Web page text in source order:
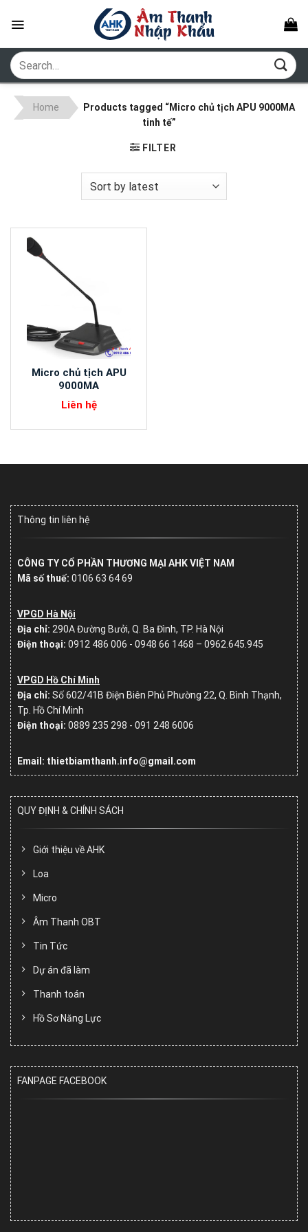
Search
for:
Home
Products tagged “Micro chủ tịch APU 9000MA
tinh tế”
FILTER
Micro chủ tịch APU
9000MA
Liên hệ
Thông tin liên hệ
CÔNG TY CỔ PHẦN THƯƠNG MẠI AHK VIỆT NAM
Mã số thuế: 0106 63 64 69
VPGD Hà Nội
Địa chỉ: 290A Đường Bưởi, Q. Ba Đình, TP. Hà Nội
Điện thoại: 0912 486 006 - 0948 66 1468 – 0962.645.945
VPGD Hồ Chí Minh
Địa chỉ: Số602/41B Điện Biên Phủ Phường 22, Q. Bình Thạnh,
Tp. Hồ Chí Minh
Điện thoại: 0889 235 298 - 091 248 6006
Email: thietbiamthanh.info@gmail.com
QUY ĐỊNH & CHÍNH SÁCH
Giới thiệu về AHK
Loa
Micro
Âm Thanh OBT
Tin Tức
Dự án đã làm
Thanh toán
Hồ Sơ Năng Lực
FANPAGE FACEBOOK